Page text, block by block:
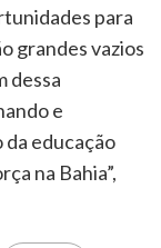
para
grandes vazios
dessa
e
da educação
na Bahia”,